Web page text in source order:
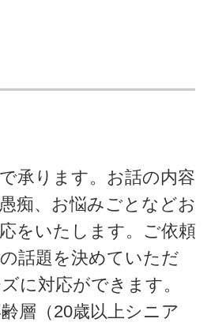
承ります。お話の内容
痴、お悩みごとなどお
をいたします。ご依頼
話題を決めていただ
に対応ができます。
層（20歳以上シニア